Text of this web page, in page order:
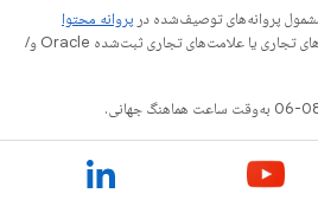
پروانه‌های توصیف‌شده در پروانه محتوا
هستند. جاوا و OpenJDK علامت‌های تجاری یا علامت‌های تجاری ثبت‌شده Oracle و/